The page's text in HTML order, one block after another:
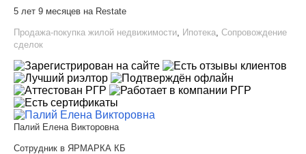
5 лет 9 месяцев на Restate
Продажа-покупка жилой недвижимости Ипотека Сопровождение
сделок
Палий Елена Викторовна
Сотрудник в ЯРМАРКА КБ